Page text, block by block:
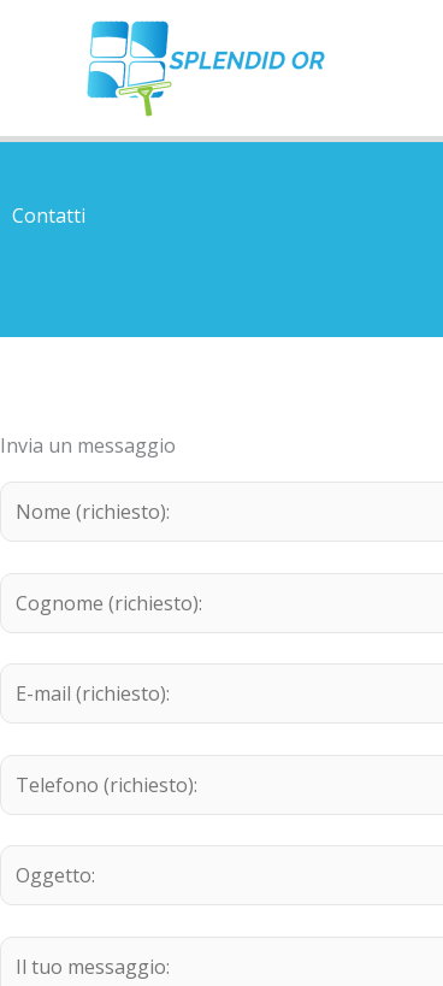
contenuto
Contatti
Invia un messaggio